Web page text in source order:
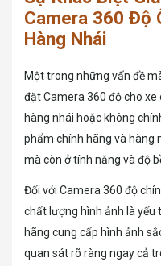
Camera 360 Độ
Hàng Nhái
Một trong những vấn đề
đặt Camera 360 độ cho
hàng nhái hoặc không
phẩm chính hãng và hàng
mà còn ở tính năng và độ
Đối với Camera 360 độ
chất lượng hình ảnh là yếu
hãng cung cấp hình ảnh
quan sát rõ ràng ngay cả